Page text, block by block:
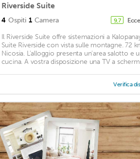
Riverside Suite
4 Ospiti 1 Camera 9,7
Il Riverside Suite offre sistemazioni a
Suite Riverside con vista sulle montagne. 72
Nicosia. L'alloggio presenta un'area salotto e
cucina. A vostra disposizione una TV a
Verifica